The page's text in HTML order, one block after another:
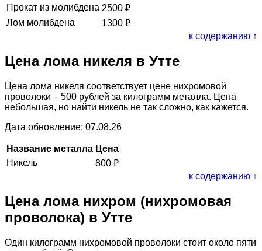
Прокат из молибдена 2500 ₽
Лом молибдена
1300 ₽
к содержанию ↑
Цена лома никеля в Утте
Цена лома никеля соответствует цене нихромовой
проволоки – 500 рублей за килограмм металла. Цена
небольшая, но найти никель не так сложно, как кажется.
Дата обновление: 07.08.26
Название металла Цена
Никель
800 ₽
к содержанию ↑
Цена лома нихром (нихромовая
проволока) в Утте
Один килограмм нихромовой проволоки стоит около пяти